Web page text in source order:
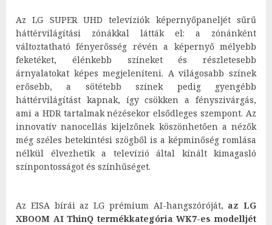
Az LG SUPER UHD televíziók képernyőpaneljét sűrű
háttérvilágítási zónákkal látták el: a zónánként
változtatható fényerősség révén a képernyő mélyebb
feketéket, élénkebb színeket és részletesebb
árnyalatokat képes megjeleníteni. A világosabb színek
erősebb, a sötétebb színek pedig gyengébb
háttérvilágítást kapnak, így csökken a fényszivárgás,
ami a HDR tartalmak nézésekor elsődleges szempont. Az
innovatív nanocellás kijelzőnek köszönhetően a nézők
még széles betekintési szögből is a képminőség romlása
nélkül élvezhetik a televízió által kínált kimagasló
színpontosságot és színhűséget.
Az EISA bírái az LG prémium AI-hangszóróját, az LG
XBOOM AI ThinQ termékkategória WK7-es modelljét